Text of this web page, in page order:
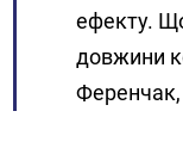
ефекту.
довжини
Ференчак,